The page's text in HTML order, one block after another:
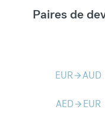
Paires de
EURarrow_forwardAUD
AEDarrow_forward EUR